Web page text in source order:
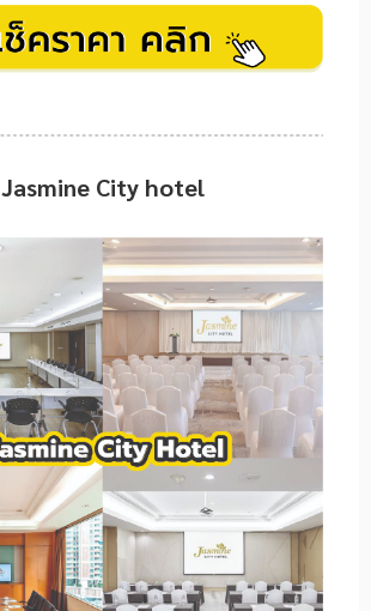
Jasmine City hotel